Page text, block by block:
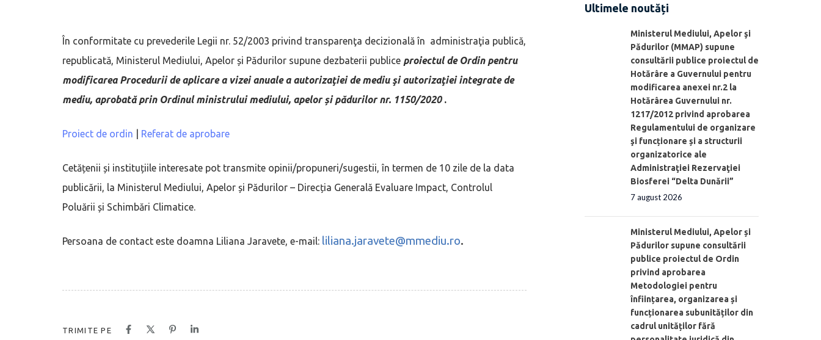
În conformitate cu prevederile Legii nr. 52/2003 privind transparenţa decizională în administraţia publică,
republicată, Ministerul Mediului, Apelor și Pădurilor supune dezbaterii publice proiectul de Ordin pentru
modificarea Procedurii de aplicare a vizei anuale a autorizaţiei de mediu şi autorizaţiei integrate de
mediu, aprobată prin Ordinul ministrului mediului, apelor și pădurilor nr. 1150/2020.
Proiect de ordin Referat de aprobare
Cetățenii și instituțiile interesate pot transmite opinii/propuneri/sugestii, în termen de 10 zile de la data
publicării, la Ministerul Mediului, Apelor și Pădurilor – Direcția Generală Evaluare Impact, Controlul
Poluării și Schimbări Climatice.
Persoana de contact este doamna Liliana Jaravete, e-mail: liliana.jaravete@mmediu.ro.
TRIMITE PE
Ultimele noutăți
Ministerul Mediului, Apelor şi
Pădurilor (MMAP) supune
consultării publice proiectul de
Hotărâre a Guvernului pentru
modificarea anexei nr.2 la
Hotărârea Guvernului nr.
1217/2012 privind aprobarea
Regulamentului de organizare
şi funcționare și a structurii
organizatorice ale
Administraţiei Rezervaţiei
Biosferei “Delta Dunării”
7 august 2026
Ministerul Mediului, Apelor și
Pădurilor supune consultării
publice proiectul de Ordin
privind aprobarea
Metodologiei pentru
înființarea, organizarea și
funcționarea subunităților din
cadrul unităților fără